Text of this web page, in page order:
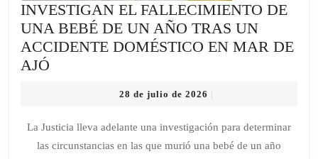
INVESTIGAN EL FALLECIMIENTO DE
UNA BEBÉ DE UN AÑO TRAS UN
ACCIDENTE DOMÉSTICO EN MAR DE
AJÓ
FALLECIMIENTO
DE
UNA
28 de julio de 2026
julio
de
2026
La Justicia lleva adelante una investigación para determinar
las circunstancias en las que murió una bebé de un año